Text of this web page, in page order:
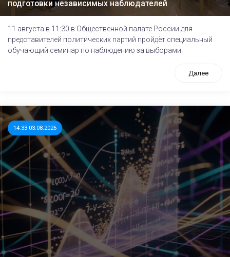
подготовки независимых наблюдателей
11 августа в 11:30 в Общественной палате России для
представителей политических партий пройдёт специальный
обучающий семинар по наблюдению за выборами.
Далее
14:33 03.08.2026